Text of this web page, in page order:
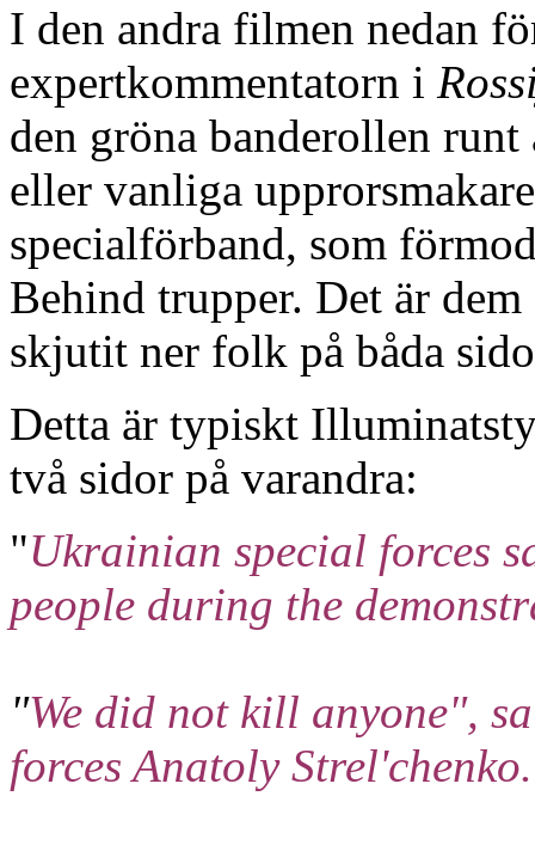
I den andra filmen nedan
expertkommentatorn i
den gröna banderollen
eller vanliga
specialförband, som
Behind trupper. Det är
skjutit ner folk på båda
Detta är typiskt
två sidor på varandra:
"Ukrainian special forces
people during the
"We did not kill anyone",
forces Anatoly Strel'chenko.